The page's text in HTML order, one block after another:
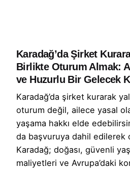
Karadağ’da Şirket
Birlikte Oturum Almak:
ve Huzurlu Bir Gelecek
Karadağ’da şirket kurarak
oturum değil, ailece yasal
yaşama hakkı elde
da başvuruya dahil edilerek
Karadağ; doğası, güvenli
maliyetleri ve Avrupa’daki